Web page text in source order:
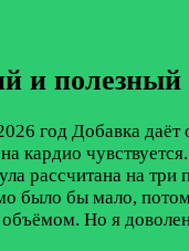
и полезный
год Добавка даёт
кардио
рассчитана на три
было бы мало,
Но я